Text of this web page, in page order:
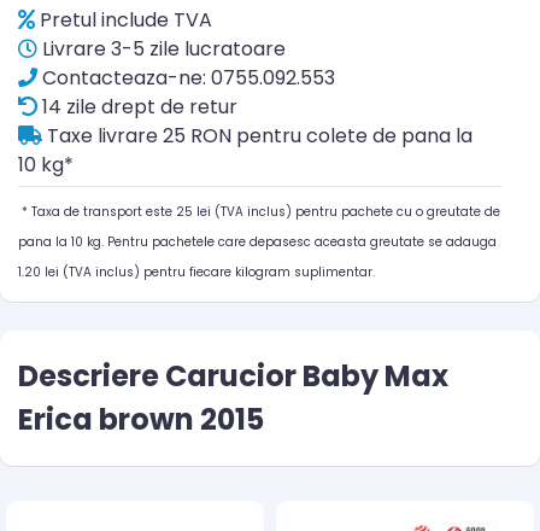
Pretul include TVA
Livrare 3-5 zile lucratoare
Contacteaza-ne: 0755.092.553
14 zile drept de retur
Taxe livrare 25 RON pentru colete de pana la
10 kg*
* Taxa de transport este 25 lei (TVA inclus) pentru pachete cu o greutate de
pana la 10 kg. Pentru pachetele care depasesc aceasta greutate se adauga
1.20 lei (TVA inclus) pentru fiecare kilogram suplimentar.
Descriere Carucior Baby Max
Erica brown 2015